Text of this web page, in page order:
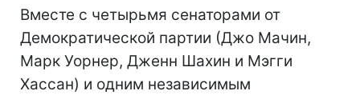
Вместе с четырьмя сенаторами от
Демократической партии (Джо Мачин,
Марк Уорнер, Дженн Шахин и Мэгги
Хассан) и одним независимым